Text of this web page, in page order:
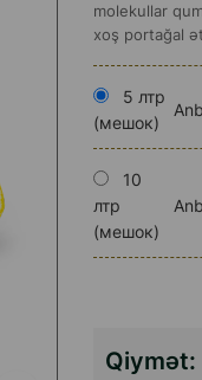
molekullar
xoş portağal
5 лтр
(мешок)
10
лтр
(мешок)
Qiymət: